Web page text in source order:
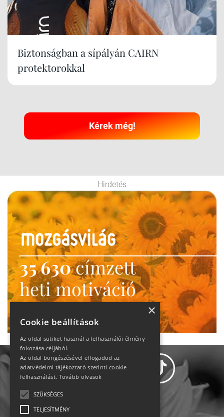
Biztonságban a sípályán CAIRN
protektorokkal
Kérek még!
Hirdetés
35 630címzett
heti motiváció
Ne maradj le!
×
Cookie beállítások
Az oldal sütiket használ a felhasználói élmény
fokozása céljából.
Az oldal böngészésével elfogadod az
adatvédelmi tájékoztató szerinti cookie
felhasználást. Tovább olvasok
SZÜKSÉGES
TELJESÍTMÉNY